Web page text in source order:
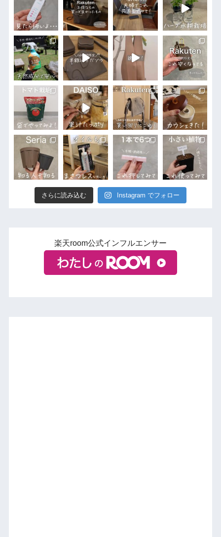
さらに読み込む Instagram でフォロー
楽天room公式インフルエンサー